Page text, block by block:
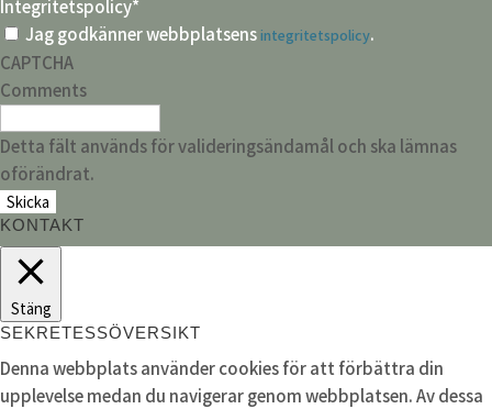
Integritetspolicy*
Jag godkänner webbplatsensintegritetspolicy.
CAPTCHA
Comments
Detta fält används för valideringsändamål och ska lämnas
oförändrat.
KONTAKT
Stäng
SEKRETESSÖVERSIKT
Denna webbplats använder cookies för att förbättra din
upplevelse medan du navigerar genom webbplatsen. Av dessa